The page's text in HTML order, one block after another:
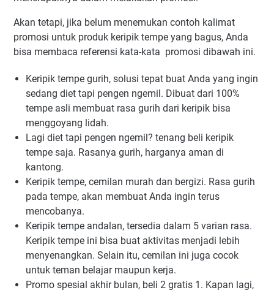
Akan tetapi, jika belum menemukan contoh kalimat
promosi untuk produk keripik tempe yang bagus, Anda
bisa membaca referensi kata-kata promosi dibawah ini.
Keripik tempe gurih, solusi tepat buat Anda yang ingin
sedang diet tapi pengen ngemil. Dibuat dari 100%
tempe asli membuat rasa gurih dari keripik bisa
menggoyang lidah.
Lagi diet tapi pengen ngemil? tenang beli keripik
tempe saja. Rasanya gurih, harganya aman di
kantong.
Keripik tempe, cemilan murah dan bergizi. Rasa gurih
pada tempe, akan membuat Anda ingin terus
mencobanya.
Keripik tempe andalan, tersedia dalam 5 varian rasa.
Keripik tempe ini bisa buat aktivitas menjadi lebih
menyenangkan. Selain itu, cemilan ini juga cocok
untuk teman belajar maupun kerja.
Promo spesial akhir bulan, beli 2 gratis 1. Kapan lagi,